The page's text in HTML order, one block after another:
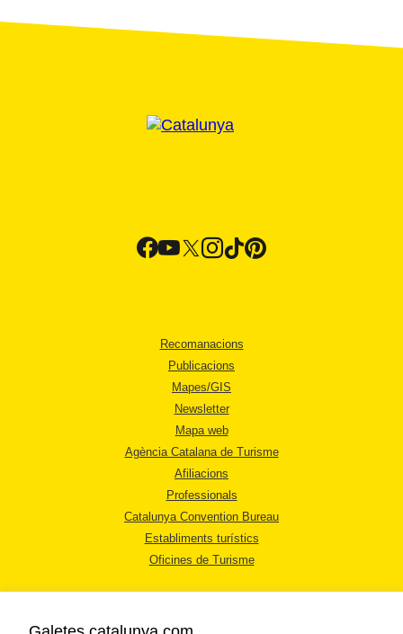
Recomanacions
Publicacions
Mapes/GIS
Newsletter
Mapa web
Agència Catalana de Turisme
Afiliacions
Professionals
Catalunya Convention Bureau
Establiments turístics
Oficines de Turisme